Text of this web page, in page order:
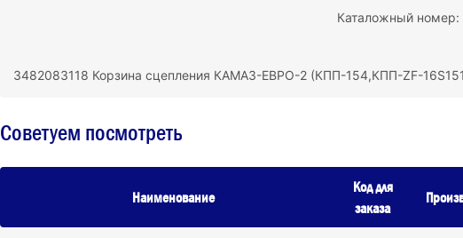
Каталожный номер:
3482083118 Корзина сцепления КАМАЗ-ЕВРО-2 (КПП-154,КПП-ZF-
Советуем посмотреть
Наименование
Код для
заказа